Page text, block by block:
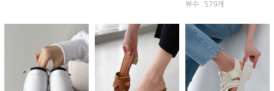
뷰수 : 579개